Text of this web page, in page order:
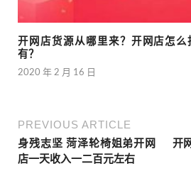
开网店货源从哪里来？开网店怎
有？
2020 年 2 月 16 日
PREVIOUS ARTICLE
身残志坚 菏泽轮椅姐弟开网
店一天收入一二百元左右
开